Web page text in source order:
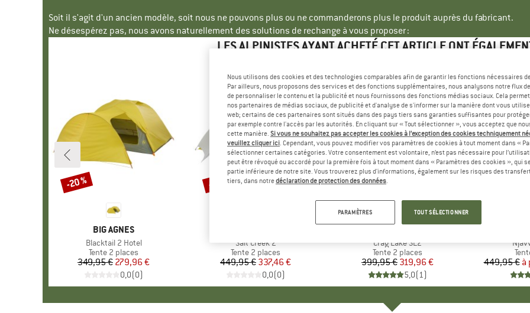
Soit il s'agit d'un ancien modèle, soit nous ne pouvons plus ou ne commanderons plus le produit auprès du fabricant.
Ne désespérez pas, nous avons naturellement des solutions de rechange à vous proposer :
LES ALPINISTES AYANT ACHETÉ CET ARTICLE ONT
MARQUE
BIG AGNES
Article
Blacktail 2 Hotel
Product group
Tente 2 places
Prix
349,95 € Prix réduit
279,96 €
0,0(0)
Remise
-20 %
Article
Salt Creek 2
Product group
Tente 2 places
Prix
449,95 €Prix réduit
337,46 €
0,0(0)
Remise
-25 %
Article
Crag Lake SL2
Product group
Tente 2 places
Prix
399,95 €Prix réduit
319,96 €
5,0(1)
Remise
-20 %
449,95 € à
Jusqu'à
Nous utilisons des cookies et des technologies comparables afin de garantir les fonctions nécessaires
Par ailleurs, nous proposons des services et des fonctions supplémentaires, nous analysons notre flux
de personnaliser le contenu et la publicité et nous fournissons des fonctions médias sociaux. Cela
nos partenaires de médias sociaux, de publicité et d'analyse de s'informer sur la manière dont vous
web; certains de ces partenaires sont situés dans des pays tiers sans garanties suffisantes pour
par exemple contre l'accès par les autorités. En cliquant sur « Tout sélectionner », vous acceptez que
cette manière. Si vous ne souhaitez pas accepter les cookies à l’exception des cookies techniquement
veuillez cliquer ici. Cependant, vous pouvez modifier vos paramètres de cookies à tout moment dans «
sélectionner certaines catégories. Votre consentement est volontaire, n’est pas nécessaire pour
peut être révoqué ou accordé pour la première fois à tout moment dans « Paramètres des cookies », qui
partie inférieure de notre site. Vous trouverez plus d'informations, également sur les risques des
tiers, dans notredéclaration de protection des données.
PARAMÈTRES TOUT SÉLECTIONNER